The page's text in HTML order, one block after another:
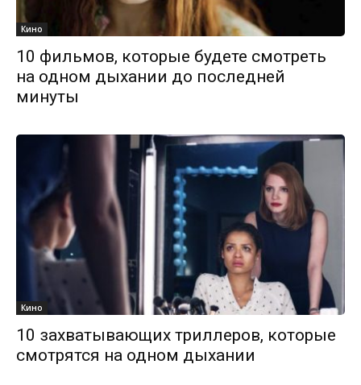
Кино
10 фильмов, которые будете смотреть
на одном дыхании до последней
минуты
Кино
10 захватывающих триллеров, которые
смотрятся на одном дыхании